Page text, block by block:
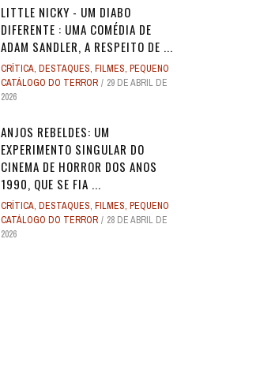
LITTLE NICKY - UM DIABO
DIFERENTE : UMA COMÉDIA DE
ADAM SANDLER, A RESPEITO DE ...
CRÍTICA, DESTAQUES, FILMES, PEQUENO
CATÁLOGO DO TERROR
29 DE ABRIL DE
2026
ANJOS REBELDES: UM
EXPERIMENTO SINGULAR DO
CINEMA DE HORROR DOS ANOS
1990, QUE SE FIA ...
CRÍTICA, DESTAQUES, FILMES, PEQUENO
CATÁLOGO DO TERROR
28 DE ABRIL DE
2026